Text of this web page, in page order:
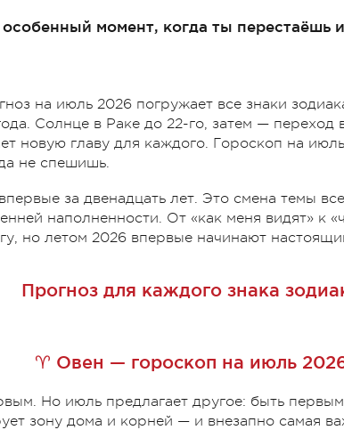
особенный момент, когда ты перестаёшь
на июль 2026 погружает все знаки
Солнце в Раке до 22-го, затем —
новую главу для каждого. Гороскоп на
не спешишь.
за двенадцать лет. Это смена темы
наполненности. От «как меня видят» к
но летом 2026 впервые начинают
Прогноз для каждого знака
♈ Овен — гороскоп на июль
Но июль предлагает другое: быть первым
зону дома и корней — и внезапно самая